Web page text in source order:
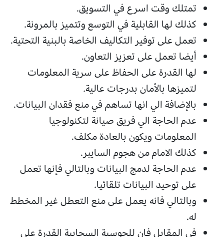
تمتلك وقت اسرع في التسويق.
كذلك لها القابلية في التوسع وتتميز بالمرونة.
تعمل على توفير التكاليف الخاصة بالبنية التحتية.
أيضا تعمل على تعزيز التعاون.
لها القدرة على الحفاظ على سرية المعلومات
لتميزها بالأمان بدرجات عالية.
بالإضافة الي انها تساهم في منع فقدان البيانات.
عدم الحاجة الي فريق صيانة لتكنولوجيا
المعلومات ويكون بالعادة مكلف.
كذلك الامام من هجوم السايبر.
عدم الحاجة لدمج البيانات وبالتالي فإنها تعمل
على توحيد البيانات تلقائيا.
وبالتالي فانه يعمل على منع التعطل غير المخطط
له.
في المقابل فان للحوسبة السحابية القدرة على